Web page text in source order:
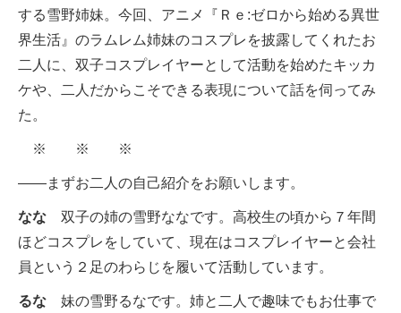
する雪野姉妹。今回、アニメ『Ｒｅ:ゼロから始める異世
界生活』のラムレム姉妹のコスプレを披露してくれたお
二人に、双子コスプレイヤーとして活動を始めたキッカ
ケや、二人だからこそできる表現について話を伺ってみ
た。
※ ※ ※
――まずお二人の自己紹介をお願いします。
なな 双子の姉の雪野ななです。高校生の頃から７年間
ほどコスプレをしていて、現在はコスプレイヤーと会社
員という２足のわらじを履いて活動しています。
るな 妹の雪野るなです。姉と二人で趣味でもお仕事で